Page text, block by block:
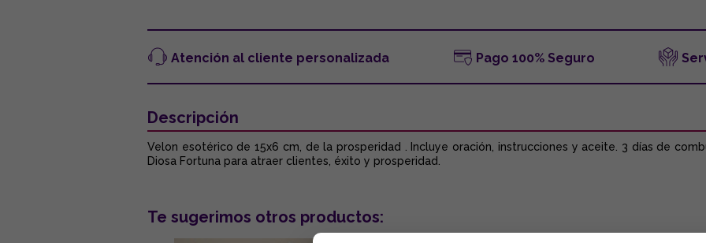
Atención al cliente personalizada Pago 100% Seguro
Descripción
Velon esotérico de 15x6 cm, de la prosperidad . Incluye oración, instrucciones y aceite. 3 días de
Diosa Fortuna para atraer clientes, éxito y prosperidad.
Te sugerimos otros productos: